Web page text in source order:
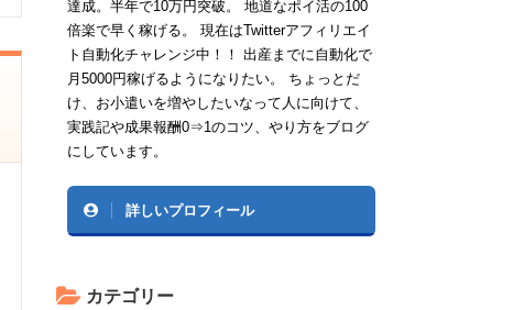
達成。半年で10万円突破。 地道なポイ活の100
倍楽で早く稼げる。 現在はTwitterアフィリエイ
ト自動化チャレンジ中！！ 出産までに自動化で
月5000円稼げるようになりたい。 ちょっとだ
け、お小遣いを増やしたいなって人に向けて、
実践記や成果報酬0⇒1のコツ、やり方をブログ
にしています。
詳しいプロフィール
カテゴリー